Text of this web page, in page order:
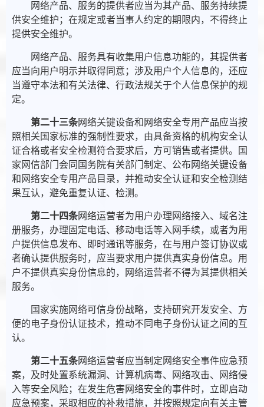
网络产品、服务的提供者应当为其产品、服务持续提
供安全维护；在规定或者当事人约定的期限内，不得终止
提供安全维护。
网络产品、服务具有收集用户信息功能的，其提供者
应当向用户明示并取得同意；涉及用户个人信息的，还应
当遵守本法和有关法律、行政法规关于个人信息保护的规
定。
第二十三条网络关键设备和网络安全专用产品应当按
照相关国家标准的强制性要求，由具备资格的机构安全认
证合格或者安全检测符合要求后，方可销售或者提供。国
家网信部门会同国务院有关部门制定、公布网络关键设备
和网络安全专用产品目录，并推动安全认证和安全检测结
果互认，避免重复认证、检测。
第二十四条网络运营者为用户办理网络接入、域名注
册服务，办理固定电话、移动电话等入网手续，或者为用
户提供信息发布、即时通讯等服务，在与用户签订协议或
者确认提供服务时，应当要求用户提供真实身份信息。用
户不提供真实身份信息的，网络运营者不得为其提供相关
服务。
国家实施网络可信身份战略，支持研究开发安全、方
便的电子身份认证技术，推动不同电子身份认证之间的互
认。
第二十五条网络运营者应当制定网络安全事件应急预
案，及时处置系统漏洞、计算机病毒、网络攻击、网络侵
入等安全风险；在发生危害网络安全的事件时，立即启动
应急预案，采取相应的补救措施，并按照规定向有关主管